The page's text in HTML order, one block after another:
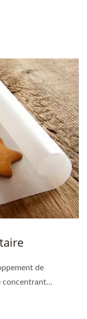
de
concentrant...